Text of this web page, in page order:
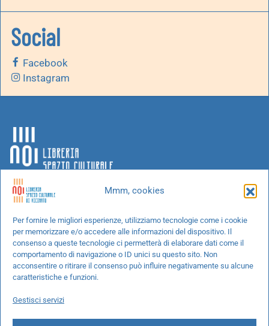
Mmm, cookies
Per fornire le migliori esperienze, utilizziamo tecnologie come i cookie
per memorizzare e/o accedere alle informazioni del dispositivo. Il
consenso a queste tecnologie ci permetterà di elaborare dati come il
comportamento di navigazione o ID unici su questo sito. Non
acconsentire o ritirare il consenso può influire negativamente su alcune
caratteristiche e funzioni.
Gestisci servizi
Social
Facebook
Instagram
Chi siamo
Progetti speciali
Richiedi un libro
Spedizioni
Cookie Policy